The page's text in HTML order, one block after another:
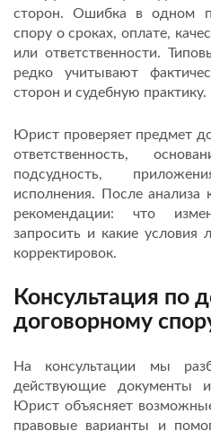
сторон. Ошибка в одном
спору о сроках, оплате,
или ответственности.
редко учитывают
сторон и судебную практику.
Юрист проверяет предмет
ответственность,
подсудность,
исполнения. После анализа
рекомендации: что
запросить и какие условия
корректировок.
Консультация по
договорному
На консультации мы
действующие документы и
Юрист объясняет
правовые варианты и